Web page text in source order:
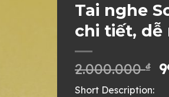
Tai nghe
chi tiết, dễ
2.000.000₫
Short Description: